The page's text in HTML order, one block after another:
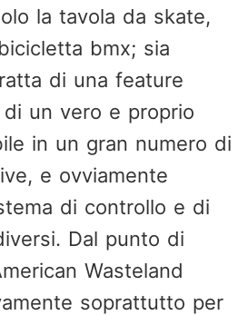
la tavola da skate,
bmx; sia
di una feature
un vero e proprio
in un gran numero di
e ovviamente
di controllo e di
Dal punto di
Wasteland
soprattutto per